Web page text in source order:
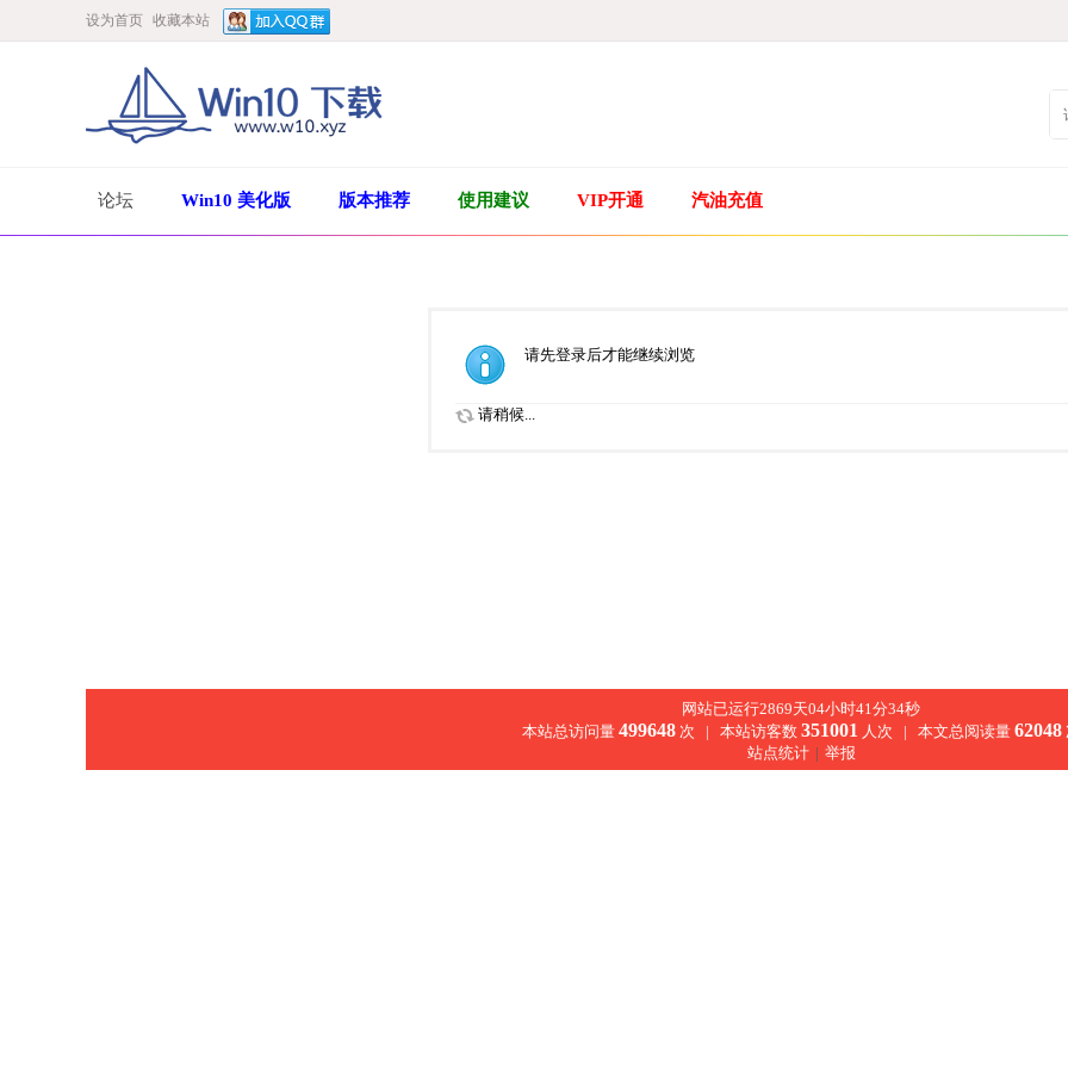
设为首页 收藏本站
论坛 Win10 美化版 版本推荐 使用建议 VIP开通 汽油充值
请先登录后才能继续浏览
请稍候...
网站已运行2869天04小时41分34秒
本站总访问量 499648次 | 本站访客数 351001 人次 | 本文总阅读量 62048
站点统计 | 举报